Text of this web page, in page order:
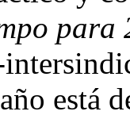
para
está